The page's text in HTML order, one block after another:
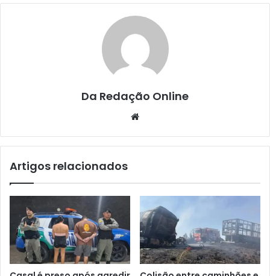
Da Redação Online
Website
Artigos relacionados